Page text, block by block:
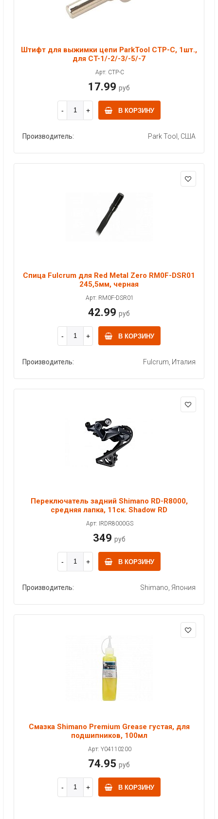
Штифт для выжимки цепи ParkTool CTP-C, 1шт.,
для CT-1/-2/-3/-5/-7
Арт: CTP-C
17.99 руб
В КОРЗИНУ
Производитель: Park Tool, США
Спица Fulcrum для Red Metal Zero RM0F-DSR01
245,5мм, черная
Арт: RM0F-DSR01
42.99 руб
В КОРЗИНУ
Производитель: Fulcrum, Италия
Переключатель задний Shimano RD-R8000,
средняя лапка, 11ск. Shadow RD
Арт: IRDR8000GS
349 руб
В КОРЗИНУ
Производитель: Shimano, Япония
Смазка Shimano Premium Grease густая, для
подшипников, 100мл
Арт: Y04110200
74.95 руб
В КОРЗИНУ